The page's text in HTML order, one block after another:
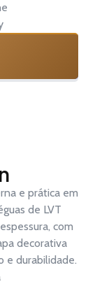
e prática em
de LVT
com
decorativa
e durabilidade.